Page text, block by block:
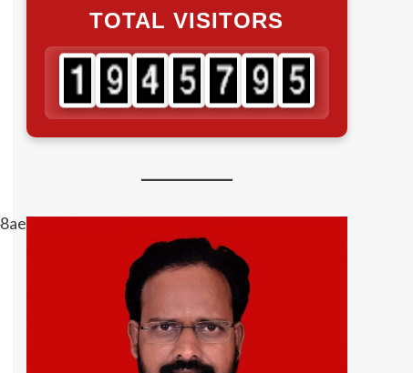
TOTAL VISITORS